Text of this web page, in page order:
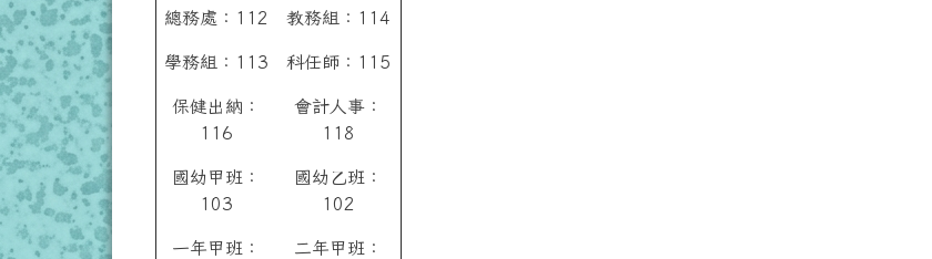
總務處：112
學務組：113
保健出納：
116
國幼甲班：
103
一年甲班：
教務組：114
科任師：115
會計人事：
118
國幼乙班：
102
二年甲班：